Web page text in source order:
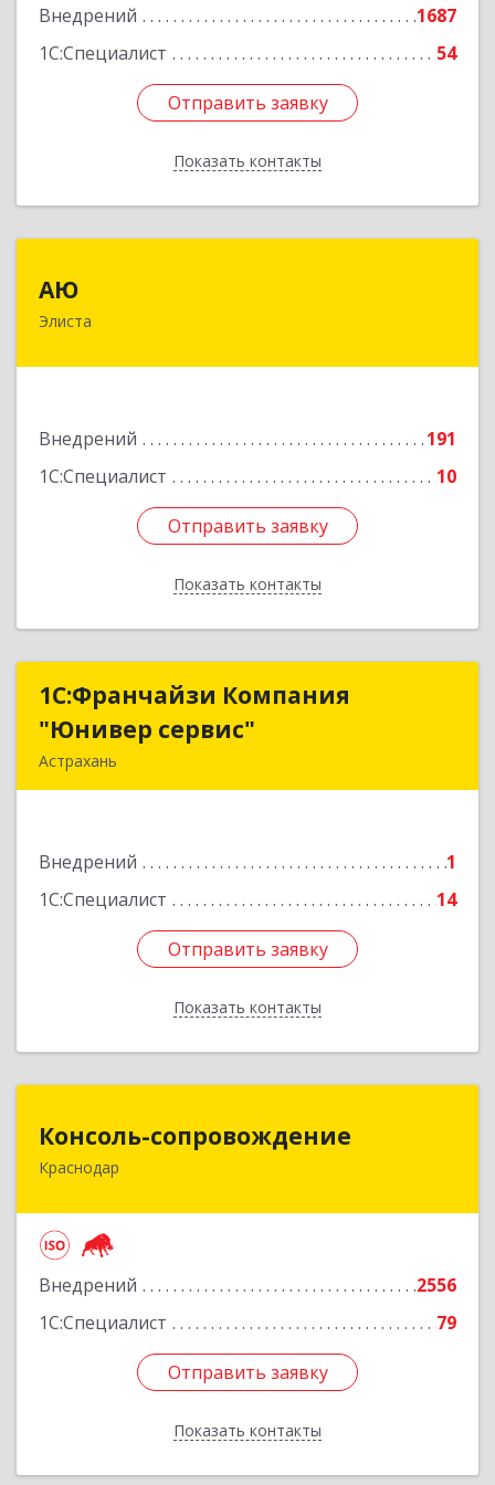
Внедрений
1687
1С:Специалист
54
Отправить заявку
Показать контакты
Отправить заявку
Назад
АЮ
Элиста
Внедрений
191
1С:Специалист
10
Отправить заявку
Показать контакты
358009, Калмыкия Респ, Элиста г, А.С.Пушкина
Отправить заявку
Назад
1С:Франчайзи Компания
"Юнивер сервис"
Астрахань
Внедрений
1
1С:Специалист
14
Отправить заявку
Показать контакты
1С:Франчайзи Компания
"Юнивер сервис"
Подробнее
Отправить заявку
Назад
Консоль-сопровождение
Краснодар
Внедрений
2556
1С:Специалист
79
Отправить заявку
Показать контакты
350051, Краснодарский край, Краснодар г,
Отправить заявку
Назад